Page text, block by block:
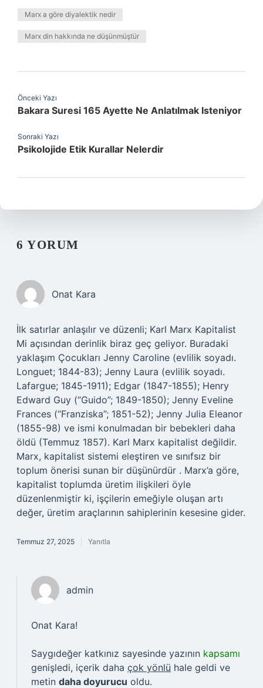
Marx a göre diyalektik nedir
Marx din hakkında ne düşünmüştür
Önceki Yazı
Bakara Suresi 165 Ayette Ne Anlatılmak Isteniyor
Sonraki Yazı
Psikolojide Etik Kurallar Nelerdir
6 YORUM
Onat Kara
İlk satırlar anlaşılır ve düzenli; Karl Marx Kapitalist
Mi açısından derinlik biraz geç geliyor. Buradaki
yaklaşım Çocukları Jenny Caroline (evlilik soyadı.
Longuet; 1844-83); Jenny Laura (evlilik soyadı.
Lafargue; 1845-1911); Edgar (1847-1855); Henry
Edward Guy (“Guido”; 1849-1850); Jenny Eveline
Frances (“Franziska”; 1851-52); Jenny Julia Eleanor
(1855-98) ve ismi konulmadan bir bebekleri daha
öldü (Temmuz 1857). Karl Marx kapitalist değildir.
Marx, kapitalist sistemi eleştiren ve sınıfsız bir
toplum önerisi sunan bir düşünürdür . Marx’a göre,
kapitalist toplumda üretim ilişkileri öyle
düzenlenmiştir ki, işçilerin emeğiyle oluşan artı
değer, üretim araçlarının sahiplerinin kesesine gider.
Temmuz 27, 2025 Yanıtla
admin
Onat Kara!
Saygıdeğer katkınız sayesinde yazının kapsamı
genişledi, içerik daha çok yönlü hale geldi ve
metin daha doyurucu oldu.